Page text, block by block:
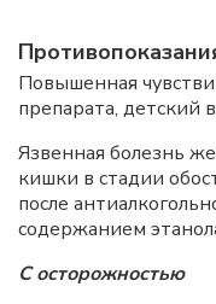
Повышенная
препарата, детский
Язвенная болезнь
кишки в стадии
после
содержанием
С осторожностью